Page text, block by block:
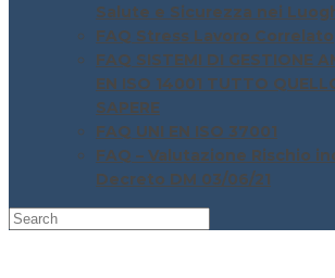
Salute e Sicurezza nei
FAQ Stress Lavoro Correlato
FAQ SISTEMI DI GESTIONE
EN ISO 14001 TUTTO
SAPERE
FAQ UNI EN ISO 37001
FAQ – Valutazione Rischio
Decreto DM 03/06/21